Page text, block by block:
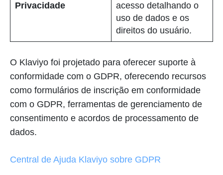
Privacidade
acesso detalhando o
uso de dados e os
direitos do usuário.
O Klaviyo foi projetado para oferecer suporte à
conformidade com o GDPR, oferecendo recursos
como formulários de inscrição em conformidade
com o GDPR, ferramentas de gerenciamento de
consentimento e acordos de processamento de
dados.
Central de Ajuda Klaviyo sobre GDPR